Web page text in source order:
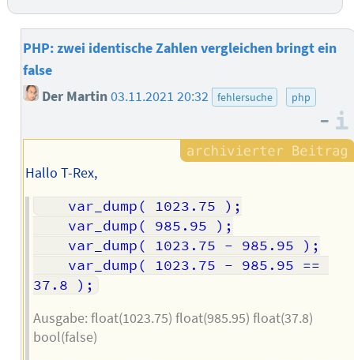
PHP: zwei identische Zahlen vergleichen bringt ein
false
Der Martin03.11.2021 20:32 fehlersuche php
–
Hallo T-Rex,
Ausgabe: float(1023.75) float(985.95) float(37.8)
bool(false)